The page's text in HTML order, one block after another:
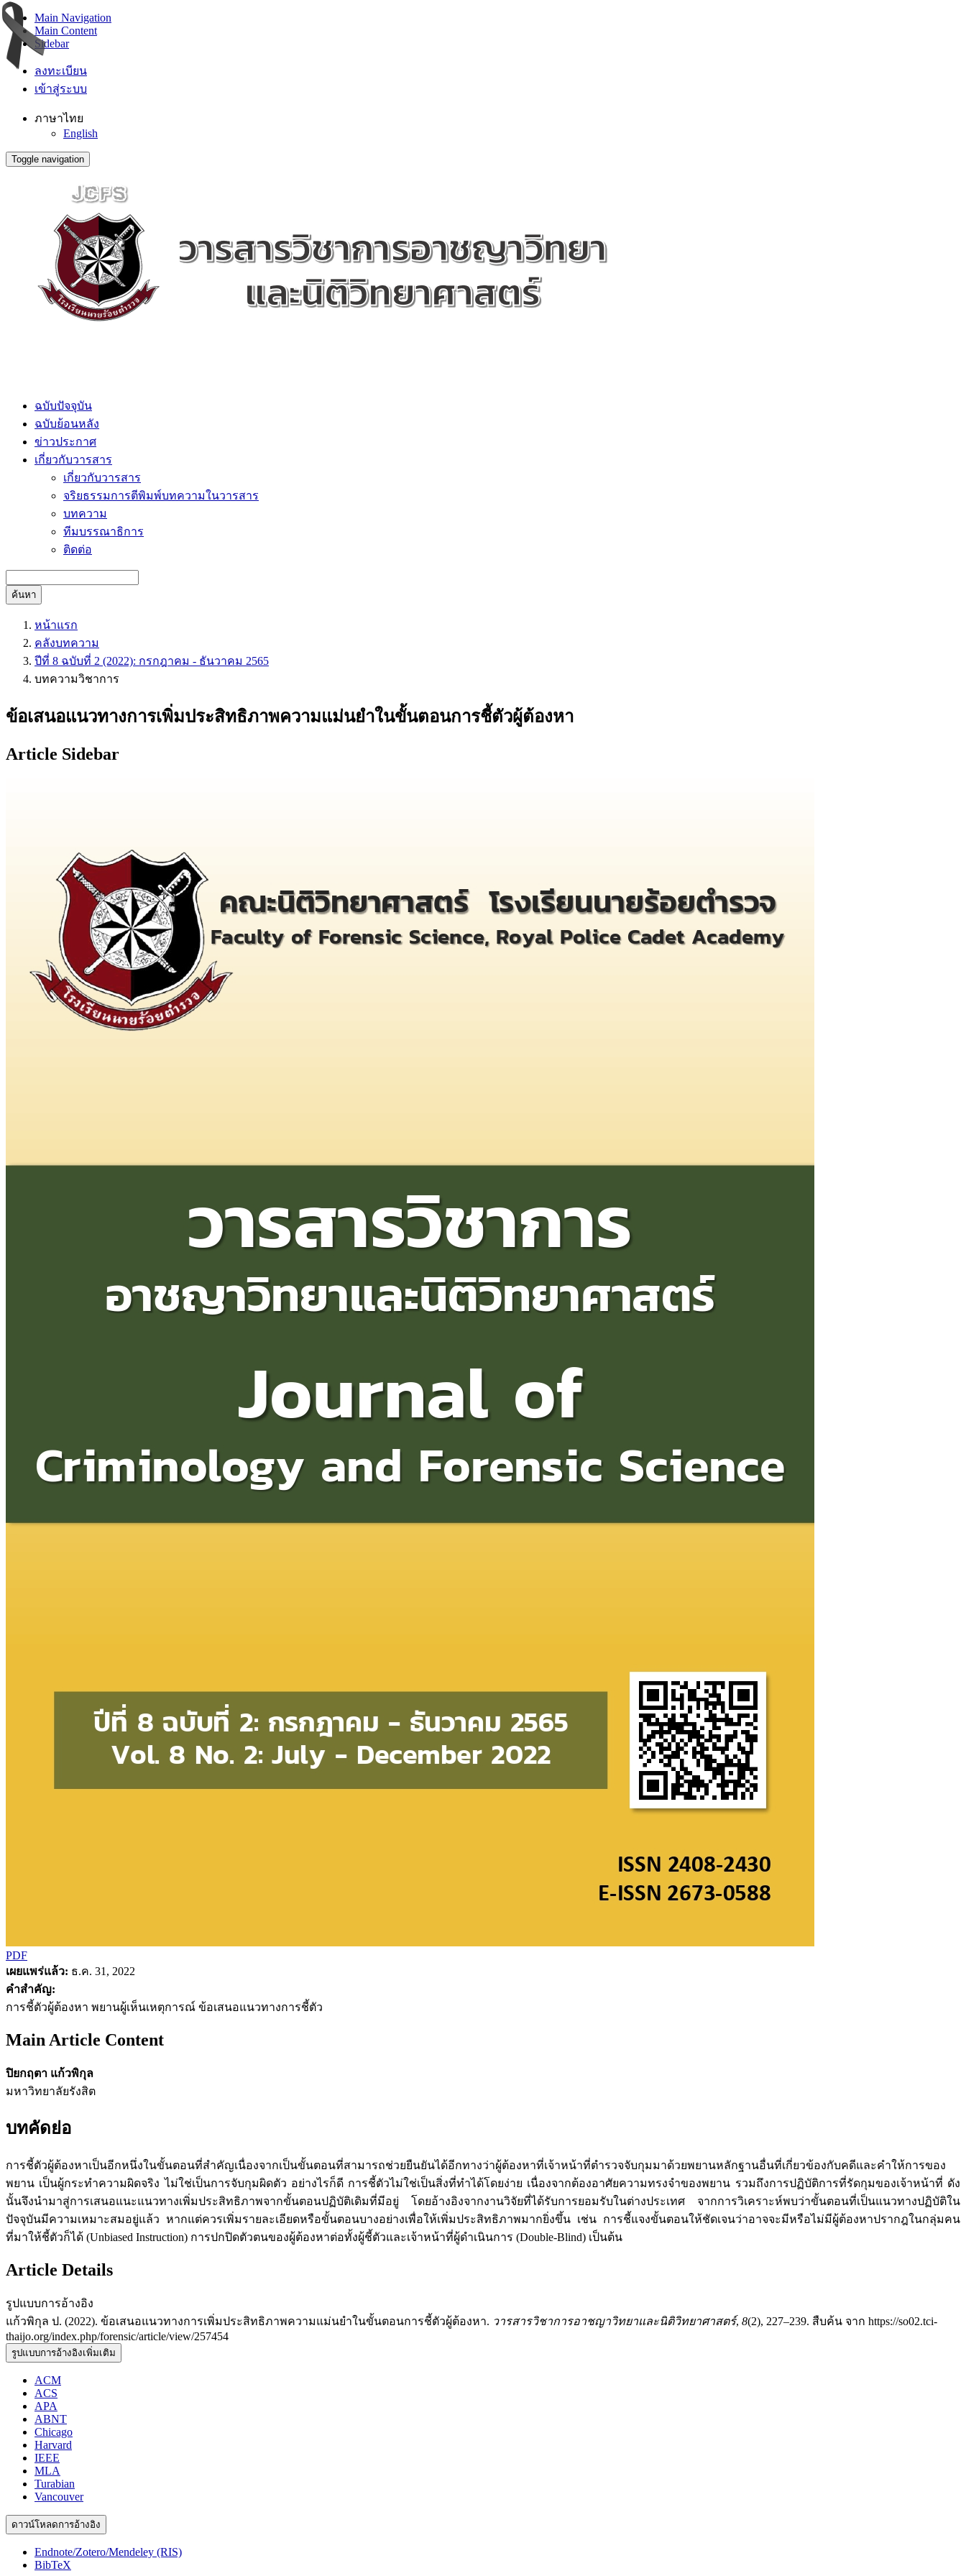
Main Navigation
Main Content
Sidebar
ลงทะเบียน
เข้าสู่ระบบ
ภาษาไทย
English
Toggle navigation
ฉบับปัจจุบัน
ฉบับย้อนหลัง
ข่าวประกาศ
เกี่ยวกับวารสาร
เกี่ยวกับวารสาร
จริยธรรมการตีพิมพ์บทความในวารสาร
บทความ
ทีมบรรณาธิการ
ติดต่อ
ค้นหา
หน้าแรก
คลังบทความ
ปีที่ 8 ฉบับที่ 2 (2022): กรกฎาคม - ธันวาคม 2565
บทความวิชาการ
ข้อเสนอแนวทางการเพิ่มประสิทธิภาพความแม่นยำในขั้นตอนการชี้ตัวผู้ต้องหา
Article Sidebar
PDF
เผยแพร่แล้ว: ธ.ค. 31, 2022
คำสำคัญ:
การชี้ตัวผู้ต้องหา พยานผู้เห็นเหตุการณ์ ข้อเสนอแนวทางการชี้ตัว
Main Article Content
ปิยกฤตา แก้วพิกุล
มหาวิทยาลัยรังสิต
บทคัดย่อ
การชี้ตัวผู้ต้องหาเป็นอีกหนึ่งในขั้นตอนที่สำคัญเนื่องจากเป็นขั้นตอนที่สามารถช่วยยืนยันได้อีกทางว่าผู้ต้องหาที่เจ้าหน้าที่ตำรวจจับกุมมาด้วยพยานหลักฐานอื่นที่เกี่ยวข้องกับคดีและคำให้การของ
พยาน เป็นผู้กระทำความผิดจริง ไม่ใช่เป็นการจับกุมผิดตัว อย่างไรก็ดี การชี้ตัวไม่ใช่เป็นสิ่งที่ทำได้โดยง่าย เนื่องจากต้องอาศัยความทรงจำของพยาน รวมถึงการปฏิบัติการที่รัดกุมของเจ้าหน้าที่ ดัง
นั้นจึงนำมาสู่การเสนอแนะแนวทางเพิ่มประสิทธิภาพจากขั้นตอนปฏิบัติเดิมที่มีอยู่ โดยอ้างอิงจากงานวิจัยที่ได้รับการยอมรับในต่างประเทศ จากการวิเคราะห์พบว่าขั้นตอนที่เป็นแนวทางปฏิบัติใน
ปัจจุบันมีความเหมาะสมอยู่แล้ว หากแต่ควรเพิ่มรายละเอียดหรือขั้นตอนบางอย่างเพื่อให้เพิ่มประสิทธิภาพมากยิ่งขึ้น เช่น การชี้แจงขั้นตอนให้ชัดเจนว่าอาจจะมีหรือไม่มีผู้ต้องหาปรากฎในกลุ่มคน
ที่มาให้ชี้ตัวก็ได้ (Unbiased Instruction) การปกปิดตัวตนของผู้ต้องหาต่อทั้งผู้ชี้ตัวและเจ้าหน้าที่ผู้ดำเนินการ (Double-Blind) เป็นต้น
Article Details
รูปแบบการอ้างอิง
แก้วพิกุล ป. (2022). ข้อเสนอแนวทางการเพิ่มประสิทธิภาพความแม่นยำในขั้นตอนการชี้ตัวผู้ต้องหา. วารสารวิชาการอาชญาวิทยาและนิติวิทยาศาสตร์, 8(2), 227–239. สืบค้น จาก https://so02.tci-
thaijo.org/index.php/forensic/article/view/257454
รูปแบบการอ้างอิงเพิ่มเติม
ACM
ACS
APA
ABNT
Chicago
Harvard
IEEE
MLA
Turabian
Vancouver
ดาวน์โหลดการอ้างอิง
Endnote/Zotero/Mendeley (RIS)
BibTeX